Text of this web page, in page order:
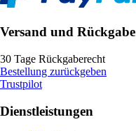
Versand und Rückgabe
30 Tage Rückgaberecht
Bestellung zurückgeben
Trustpilot
Dienstleistungen